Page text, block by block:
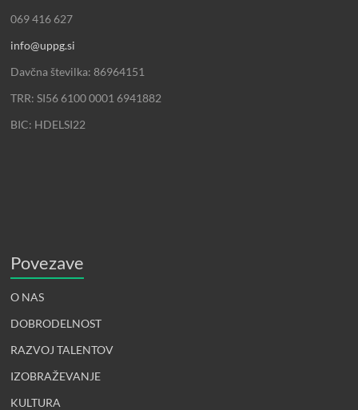
069 416 627
info@uppg.si
Davčna številka: 86964151
TRR: SI56 6100 0001 6941882
BIC: HDELSI22
Povezave
O NAS
DOBRODELNOST
RAZVOJ TALENTOV
IZOBRAŽEVANJE
KULTURA